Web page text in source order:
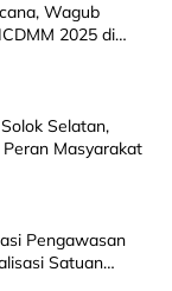
Wagub
2025 di
Selatan,
Masyarakat
Pengawasan
Satuan